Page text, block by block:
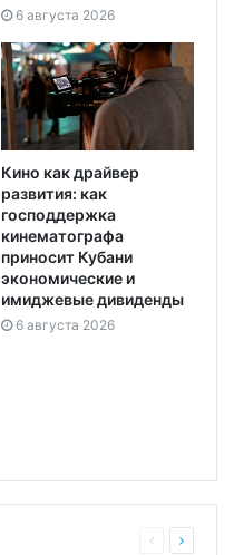
6 августа 2026
Кино как драйвер
развития: как
господдержка
кинематографа
приносит Кубани
экономические и
имиджевые дивиденды
6 августа 2026